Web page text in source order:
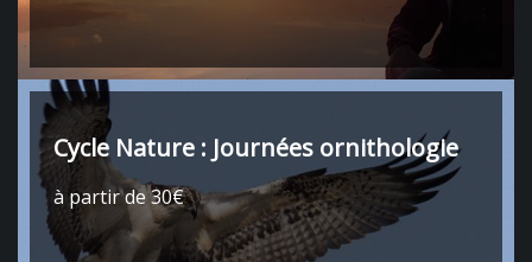
Cycle Nature : Journées ornithologie
à partir de 30€